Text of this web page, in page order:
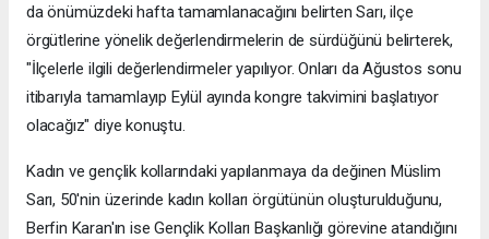
da önümüzdeki hafta tamamlanacağını belirten Sarı, ilçe
örgütlerine yönelik değerlendirmelerin de sürdüğünü belirterek,
"İlçelerle ilgili değerlendirmeler yapılıyor. Onları da Ağustos sonu
itibarıyla tamamlayıp Eylül ayında kongre takvimini başlatıyor
olacağız" diye konuştu.
Kadın ve gençlik kollarındaki yapılanmaya da değinen Müslim
Sarı, 50'nin üzerinde kadın kolları örgütünün oluşturulduğunu,
Berfin Karan'ın ise Gençlik Kolları Başkanlığı görevine atandığını